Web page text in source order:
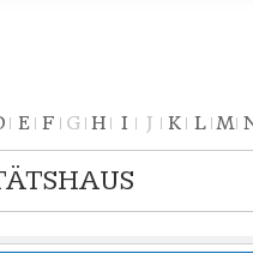
E F G H I J K L M